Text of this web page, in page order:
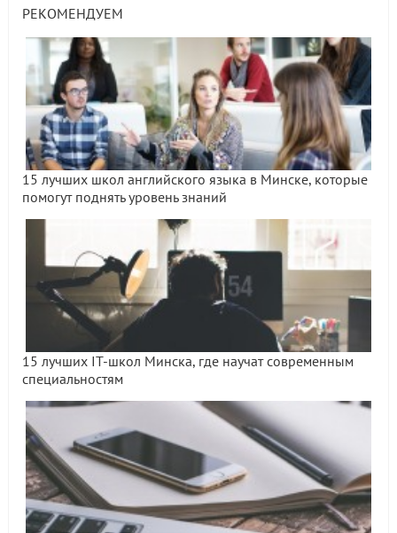
РЕКОМЕНДУЕМ
15 лучших школ английского языка в Минске, которые
помогут поднять уровень знаний
15 лучших IT-школ Минска, где научат современным
специальностям